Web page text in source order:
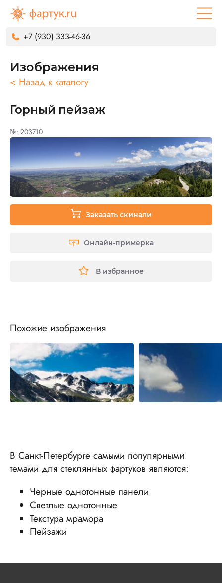
+7 (930) 333-46-36
Изображения
< Назад к каталогу
Горный пейзаж
№: 203710
Заказать скинали
Онлайн-примерка
В избранное
Похожие изображения
В Санкт-Петербурге самыми популярными
темами для стеклянных фартуков являются:
Черные однотонные панели
Светлые однотонные
Текстура мрамора
Пейзажи